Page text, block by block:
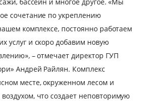
сочетание по укреплению
комплексе, постоянно работаем
услуг и скоро добавим новую
– отмечает директор ГУП
Андрей Райлян. Комплекс
месте, окруженном лесом и
что создает неповторимую